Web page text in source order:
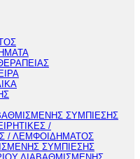
ΣΥΜΠΙΕΣΗΣ
/
/ ΛΕΜΦΟΙΔΗΜΑΤΟΣ
ΣΥΜΠΙΕΣΗΣ